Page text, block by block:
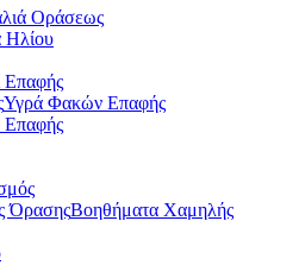
Οράσεως
Ηλίου
Επαφής
Υγρά Φακών Επαφής
Βοηθήματα Χαμηλής